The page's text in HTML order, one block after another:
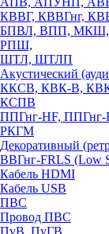
КВВГ, КВВГнг,
БПВЛ, ВПП,
РПШ,
ШТЛ, ШТЛП
Акустический
ККСВ, КВК-В,
КСПВ
ППГнг-HF, ППГнг-
РКГМ
Декоративный
ВВГнг-FRLS (Low
Кабель HDMI
Кабель USB
ПВС
Провод ПВС
ПуВ, ПуГВ